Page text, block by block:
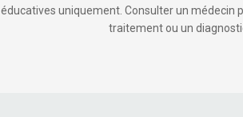
éducatives uniquement. Consulter un médecin
traitement ou un